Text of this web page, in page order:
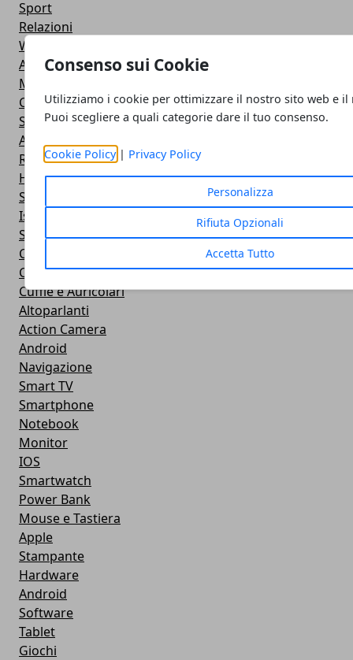
Consenso sui Cookie
Utilizziamo i cookie per ottimizzare il nostro sito web e il
Puoi scegliere a quali categorie dare il tuo consenso.
Cookie Policy| Privacy Policy
Personalizza
Rifiuta Opzionali
Accetta Tutto
Sport
Relazioni
Web e Social
Accessori
Mobile
Comprare online
Social Network
Applicazioni
Rete
Hardware
Sviluppo Web
Istruzione
Streaming
Cloud
Casa e fai da te
Cuffie e Auricolari
Altoparlanti
Action Camera
Android
Navigazione
Smart TV
Smartphone
Notebook
Monitor
IOS
Smartwatch
Power Bank
Mouse e Tastiera
Apple
Stampante
Hardware
Android
Software
Tablet
Giochi